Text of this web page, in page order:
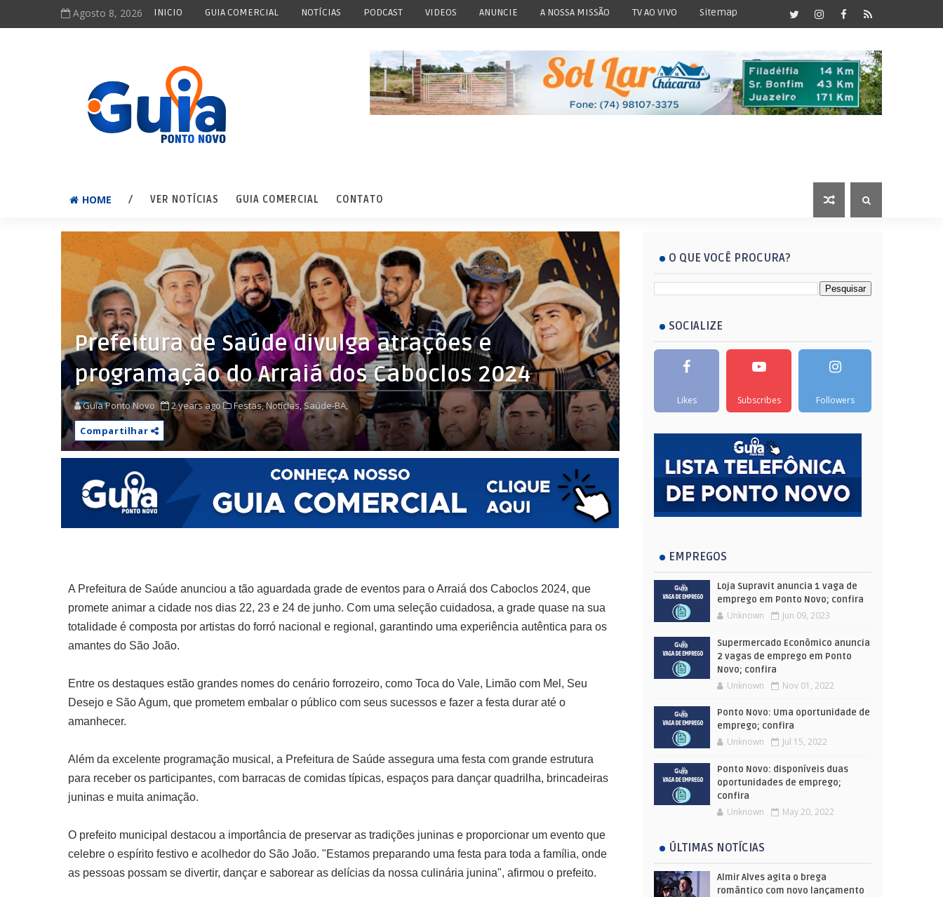
Agosto 8, 2026 INICIO GUIA COMERCIAL NOTÍCIAS PODCAST VIDEOS ANUNCIE A NOSSA MISSÃO TV AO VIVO Sitemap
HOME / VER NOTÍCIAS GUIA COMERCIAL CONTATO
Prefeitura de Saúde divulga atrações e
programação do Arraiá dos Caboclos 2024
Guia Ponto Novo 2 years ago Festas,Notícias,Saúde-BA,
Compartilhar
A Prefeitura de Saúde anunciou a tão aguardada grade de eventos para o Arraiá dos Caboclos 2024, que
promete animar a cidade nos dias 22, 23 e 24 de junho. Com uma seleção cuidadosa, a grade quase na sua
totalidade é composta por artistas do forró nacional e regional, garantindo uma experiência autêntica para os
amantes do São João.
Entre os destaques estão grandes nomes do cenário forrozeiro, como Toca do Vale, Limão com Mel, Seu
Desejo e São Agum, que prometem embalar o público com seus sucessos e fazer a festa durar até o
amanhecer.
Além da excelente programação musical, a Prefeitura de Saúde assegura uma festa com grande estrutura
para receber os participantes, com barracas de comidas típicas, espaços para dançar quadrilha, brincadeiras
juninas e muita animação.
O prefeito municipal destacou a importância de preservar as tradições juninas e proporcionar um evento que
celebre o espírito festivo e acolhedor do São João. "Estamos preparando uma festa para toda a família, onde
as pessoas possam se divertir, dançar e saborear as delícias da nossa culinária junina", afirmou o prefeito.
O QUE VOCÊ PROCURA?
SOCIALIZE
Likes Subscribes Followers
EMPREGOS
Loja Supravit anuncia 1 vaga de
emprego em Ponto Novo; confira
Unknown Jun 09, 2023
Supermercado Econômico anuncia
2 vagas de emprego em Ponto
Novo; confira
Unknown Nov 01, 2022
Ponto Novo: Uma oportunidade de
emprego; confira
Unknown Jul 15, 2022
Ponto Novo: disponíveis duas
oportunidades de emprego;
confira
Unknown May 20, 2022
ÚLTIMAS NOTÍCIAS
Almir Alves agita o brega
romântico com novo lançamento